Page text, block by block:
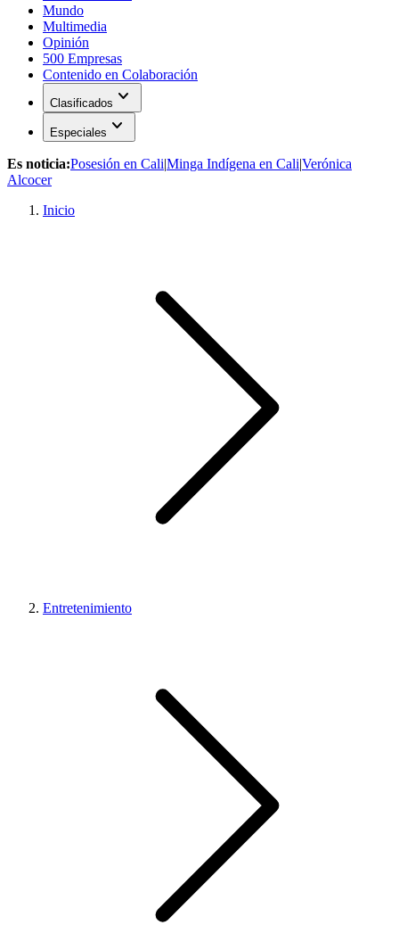
Mundo
Multimedia
Opinión
500 Empresas
Contenido en Colaboración
Clasificados expand_more
Especiales expand_more
Es noticia:Posesión en Cali|Minga Indígena en Cali|Verónica
Alcocer
Inicio
Entretenimiento